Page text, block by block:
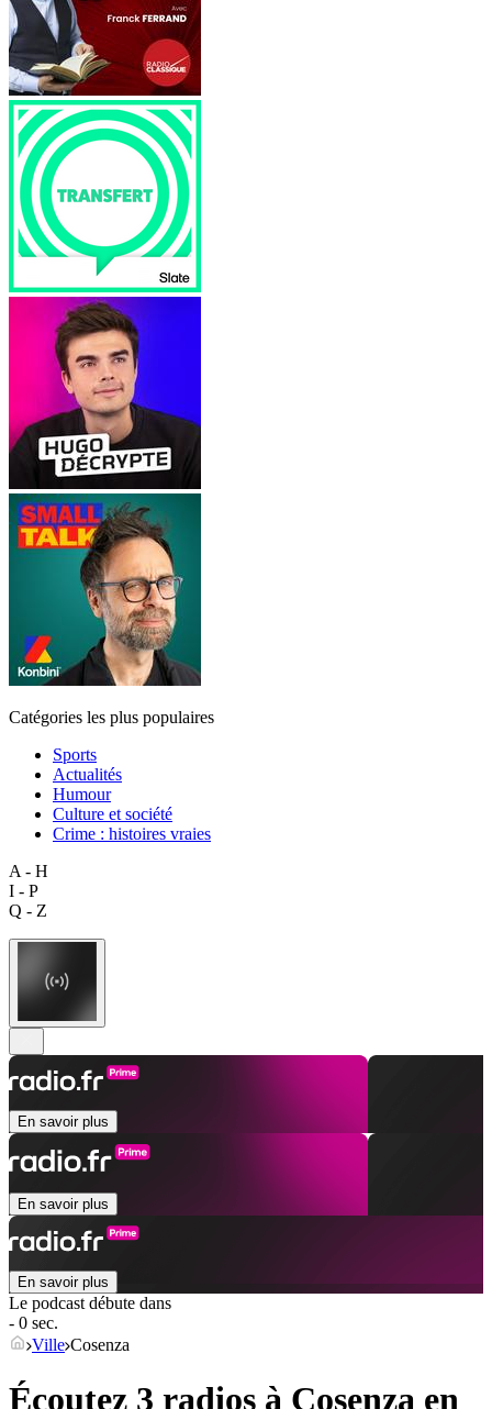
Catégories les plus populaires
Sports
Actualités
Humour
Culture et société
Crime : histoires vraies
A - H
I - P
Q - Z
En savoir plus
En savoir plus
En savoir plus
Le podcast débute dans
- 0 sec.
Ville Cosenza
Écoutez 3 radios à Cosenza en